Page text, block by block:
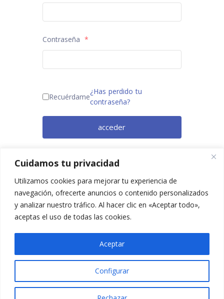
Cuidamos tu privacidad
Utilizamos cookies para mejorar tu experiencia de
navegación, ofrecerte anuncios o contenido personalizados
y analizar nuestro tráfico. Al hacer clic en «Aceptar todo»,
aceptas el uso de todas las cookies.
Configurar
Aceptar
Contraseña *
Recuérdame
¿Has perdido tu
contraseña?
acceder
ahora.
2025 © Confesq |Política de cookies|Política de